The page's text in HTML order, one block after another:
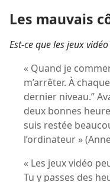
Les mauvais
Est-ce que les jeux
« Quand je
m’arrêter. À
dernier niveau.”
deux bonnes
suis restée
l’ordinateur »
« Les jeux vidéo
Tu y passes des